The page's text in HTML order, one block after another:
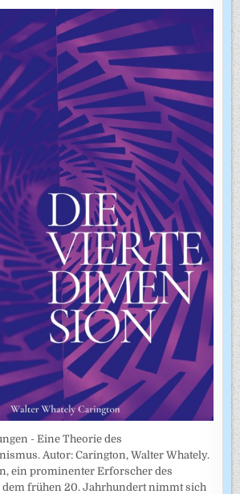
- Eine Theorie des
Autor: Carington, Walter Whately.
ein prominenter Erforscher des
dem frühen 20. Jahrhundert nimmt sich